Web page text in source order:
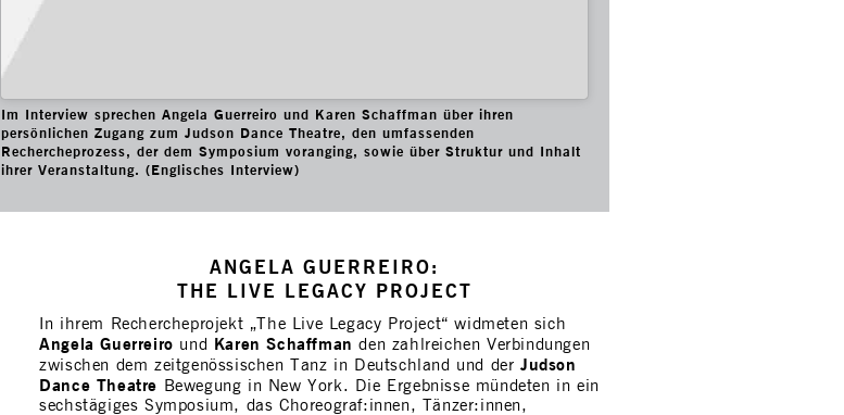
Im Interview sprechen Angela Guerreiro und Karen Schaffman über ihren
persönlichen Zugang zum Judson Dance Theatre, den umfassenden
Rechercheprozess, der dem Symposium voranging, sowie über Struktur und Inhalt
ihrer Veranstaltung. (Englisches Interview)
ANGELA GUERREIRO:
THE LIVE LEGACY PROJECT
In ihrem Rechercheprojekt „The Live Legacy Project“ widmeten sich
Angela Guerreiro und Karen Schaffman den zahlreichen Verbindungen
zwischen dem zeitgenössischen Tanz in Deutschland und der Judson
Dance Theatre Bewegung in New York. Die Ergebnisse mündeten in ein
sechstägiges Symposium, das Choreograf:innen, Tänzer:innen,